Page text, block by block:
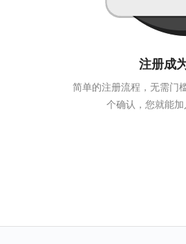
注册成
简单的注册流程，无需门
个确认，您就能加